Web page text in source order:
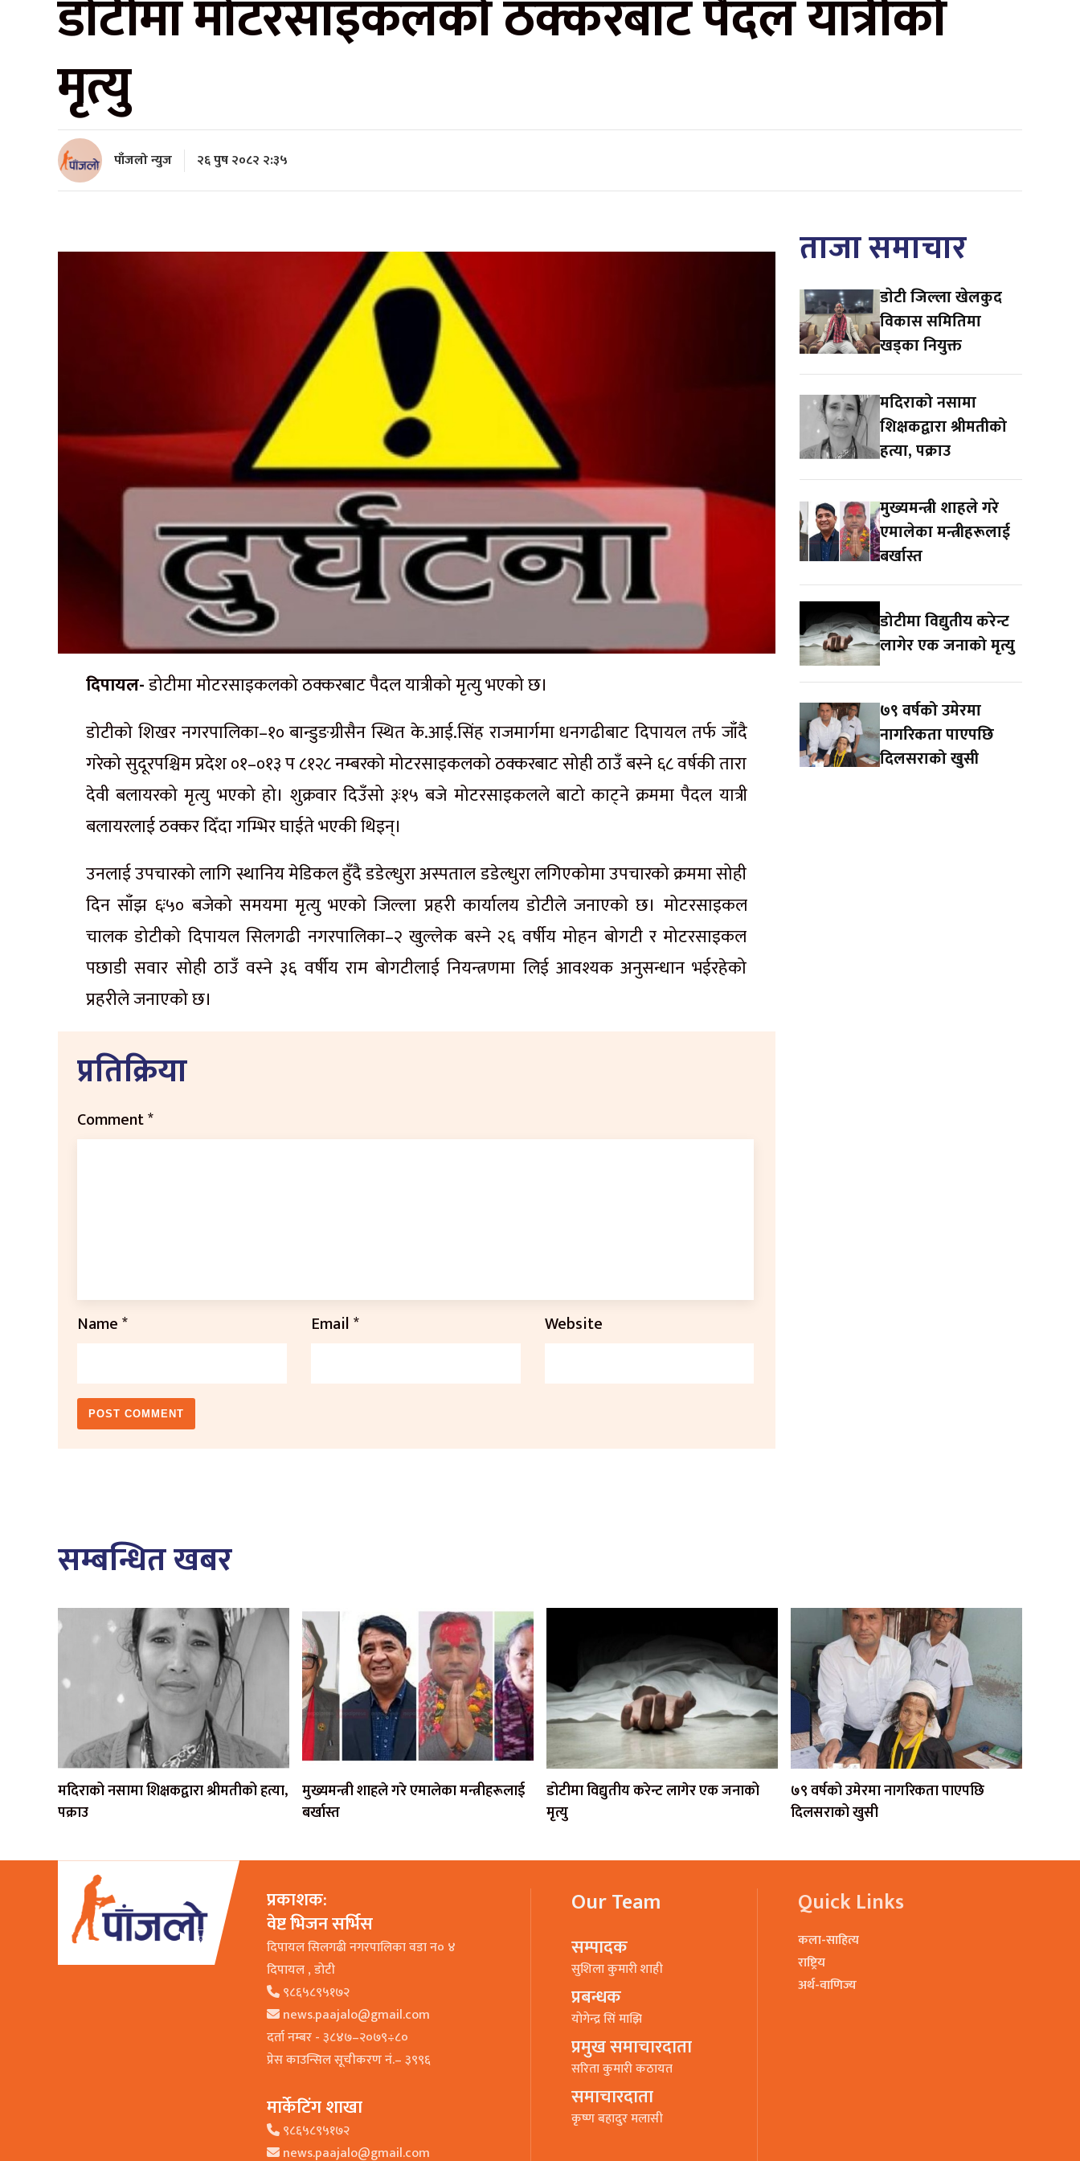
डोटीमा मोटरसाइकलको ठक्करबाट पैदल यात्रीको
मृत्यु
पाँजलो न्युज २६ पुष २०८२ २:३५
दिपायल-डोटीमा मोटरसाइकलको ठक्करबाट पैदल यात्रीको मृत्यु भएको छ।
डोटीको शिखर नगरपालिका–१० बान्डुङग्रीसैन स्थित के.आई.सिंह राजमार्गमा धनगढीबाट दिपायल तर्फ जाँदै
गरेको सुदूरपश्चिम प्रदेश ०१–०१३ प ८१२८ नम्बरको मोटरसाइकलको ठक्करबाट सोही ठाउँ बस्ने ६८ वर्षकी तारा
देवी बलायरको मृत्यु भएको हो। शुक्रवार दिउँसो ३ः१५ बजे मोटरसाइकलले बाटो काट्ने क्रममा पैदल यात्री
बलायरलाई ठक्कर दिँदा गम्भिर घाईते भएकी थिइन्।
उनलाई उपचारको लागि स्थानिय मेडिकल हुँदै डडेल्धुरा अस्पताल डडेल्धुरा लगिएकोमा उपचारको क्रममा सोही
दिन साँझ ६ः५० बजेको समयमा मृत्यु भएको जिल्ला प्रहरी कार्यालय डोटीले जनाएको छ। मोटरसाइकल
चालक डोटीको दिपायल सिलगढी नगरपालिका–२ खुल्लेक बस्ने २६ वर्षीय मोहन बोगटी र मोटरसाइकल
पछाडी सवार सोही ठाउँ वस्ने ३६ वर्षीय राम बोगटीलाई नियन्त्रणमा लिई आवश्यक अनुसन्धान भईरहेको
प्रहरीले जनाएको छ।
प्रतिक्रिया
Comment*
Name* Email* Website
ताजा समाचार
डाेटी जिल्ला खेलकुद
विकास समितिमा
खड्का नियुक्त
मदिराको नसामा
शिक्षकद्वारा श्रीमतीको
हत्या, पक्राउ
मुख्यमन्त्री शाहले गरे
एमालेका मन्त्रीहरूलाई
बर्खास्त
डोटीमा विद्युतीय करेन्ट
लागेर एक जनाको मृत्यु
७९ वर्षको उमेरमा
नागरिकता पाएपछि
दिलसराको खुसी
सम्बन्धित खबर
मदिराको नसामा शिक्षकद्वारा श्रीमतीको हत्या,
पक्राउ
मुख्यमन्त्री शाहले गरे एमालेका मन्त्रीहरूलाई
बर्खास्त
डोटीमा विद्युतीय करेन्ट लागेर एक जनाको
मृत्यु
७९ वर्षको उमेरमा नागरिकता पाएपछि
दिलसराको खुसी
प्रकाशक:
वेष्ट भिजन सर्भिस
दिपायल सिलगढी नगरपालिका वडा न० ४
दिपायल , डाेटी
९८६५८९५१७२
news.paajalo@gmail.com
दर्ता नम्बर - ३८४७–२०७९÷८०
प्रेस काउन्सिल सूचीकरण नं.– ३९९६
मार्केटिंग शाखा
९८६५८९५१७२
news.paajalo@gmail.com
Our Team
सम्पादक
सुशिला कुमारी शाही
प्रबन्धक
याेगेन्द्र सिं माझि
प्रमुख समाचारदाता
सरिता कुमारी कठायत
समाचारदाता
कृष्ण बहादुर मलासी
Quick Links
कला-साहित्य
राष्ट्रिय
अर्थ-वाणिज्य